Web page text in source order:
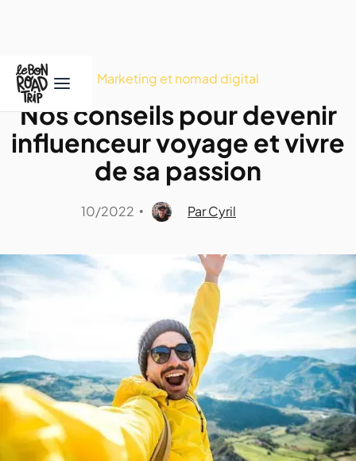
Marketing et nomad digital
Nos conseils pour devenir
influenceur voyage et vivre
de sa passion
10/2022 • Par Cyril